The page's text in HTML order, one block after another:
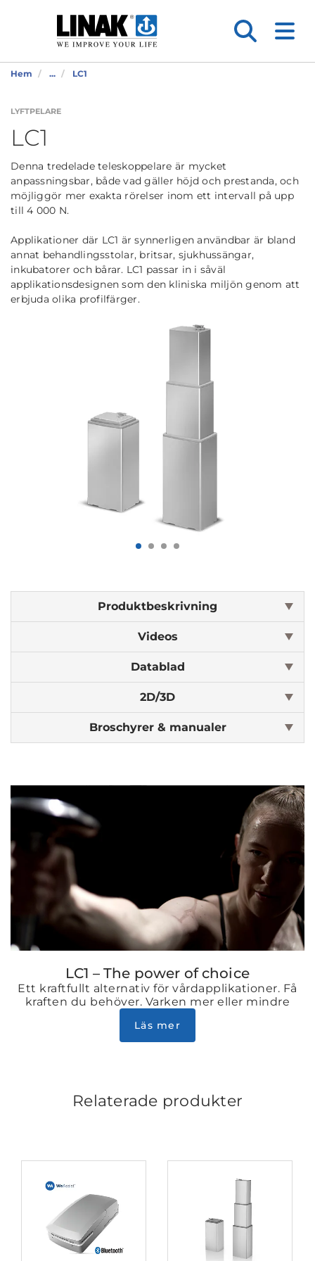
Hem ... LC1
LYFTPELARE
LC1
Denna tredelade teleskoppelare är mycket
anpassningsbar, både vad gäller höjd och prestanda, och
möjliggör mer exakta rörelser inom ett intervall på upp
till 4 000 N.
Applikationer där LC1 är synnerligen användbar är bland
annat behandlingsstolar, britsar, sjukhussängar,
inkubatorer och bårar. LC1 passar in i såväl
applikationsdesignen som den kliniska miljön genom att
erbjuda olika profilfärger.
Produktbeskrivning
Videos
Datablad
2D/3D
Broschyrer & manualer
LC1 – The power of choice
Ett kraftfullt alternativ för vårdapplikationer. Få
kraften du behöver. Varken mer eller mindre
Läs mer
Relaterade produkter